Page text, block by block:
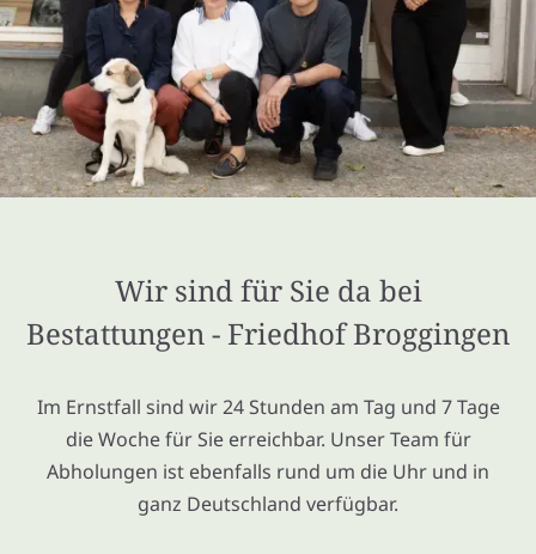
Wir sind für Sie da bei
Bestattungen - Friedhof Broggingen
Im Ernstfall sind wir 24 Stunden am Tag und 7 Tage
die Woche für Sie erreichbar. Unser Team für
Abholungen ist ebenfalls rund um die Uhr und in
ganz Deutschland verfügbar.